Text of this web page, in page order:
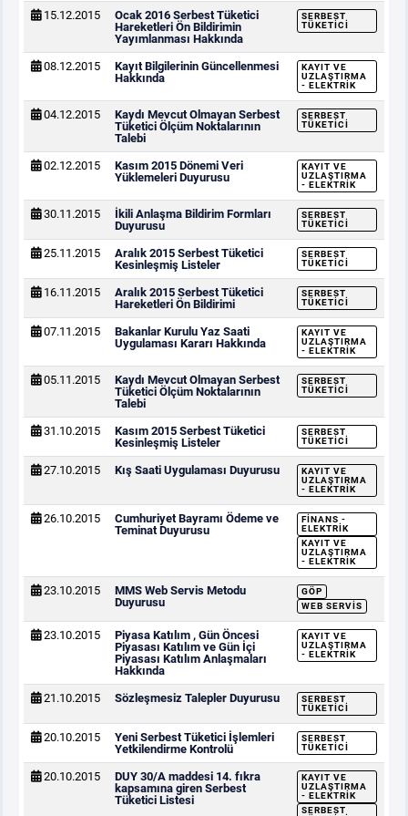
15.12.2015
Ocak 2016 Serbest Tüketici
Hareketleri Ön Bildirimin
Yayımlanması Hakkında
SERBEST
TÜKETICI
08.12.2015
Kayıt Bilgilerinin Güncellenmesi
Hakkında
KAYIT VE
UZLAŞTIRMA
- ELEKTRIK
04.12.2015
Kaydı Mevcut Olmayan Serbest
Tüketici Ölçüm Noktalarının
Talebi
SERBEST
TÜKETICI
02.12.2015
Kasım 2015 Dönemi Veri
Yüklemeleri Duyurusu
KAYIT VE
UZLAŞTIRMA
- ELEKTRIK
30.11.2015
İkili Anlaşma Bildirim Formları
Duyurusu
SERBEST
TÜKETICI
25.11.2015
Aralık 2015 Serbest Tüketici
Kesinleşmiş Listeler
SERBEST
TÜKETICI
16.11.2015
Aralık 2015 Serbest Tüketici
Hareketleri Ön Bildirimi
SERBEST
TÜKETICI
07.11.2015
Bakanlar Kurulu Yaz Saati
Uygulaması Kararı Hakkında
KAYIT VE
UZLAŞTIRMA
- ELEKTRIK
05.11.2015
Kaydı Mevcut Olmayan Serbest
Tüketici Ölçüm Noktalarının
Talebi
SERBEST
TÜKETICI
31.10.2015
Kasım 2015 Serbest Tüketici
Kesinleşmiş Listeler
SERBEST
TÜKETICI
27.10.2015 Kış Saati Uygulaması Duyurusu
KAYIT VE
UZLAŞTIRMA
- ELEKTRIK
26.10.2015
Cumhuriyet Bayramı Ödeme ve
Teminat Duyurusu
FINANS -
ELEKTRIK
KAYIT VE
UZLAŞTIRMA
- ELEKTRIK
23.10.2015
MMS Web Servis Metodu
Duyurusu
GÖP
WEB SERVIS
23.10.2015
Piyasa Katılım , Gün Öncesi
Piyasası Katılım ve Gün İçi
Piyasası Katılım Anlaşmaları
Hakkında
KAYIT VE
UZLAŞTIRMA
- ELEKTRIK
21.10.2015 Sözleşmesiz Talepler Duyurusu
SERBEST
TÜKETICI
20.10.2015
Yeni Serbest Tüketici İşlemleri
Yetkilendirme Kontrolü
SERBEST
TÜKETICI
20.10.2015
DUY 30/A maddesi 14. fıkra
kapsamına giren Serbest
Tüketici Listesi
KAYIT VE
UZLAŞTIRMA
- ELEKTRIK
SERBEST